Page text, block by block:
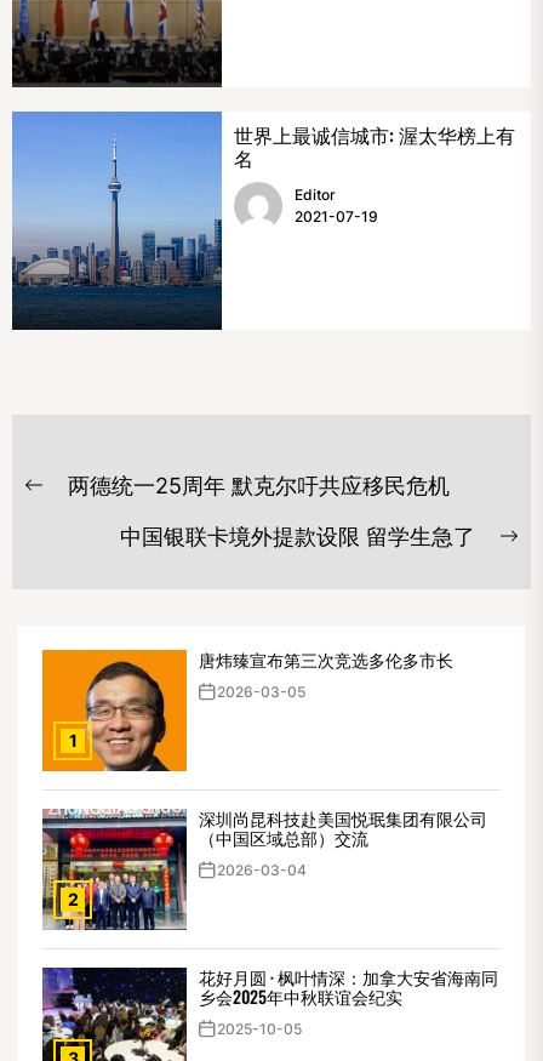
世界上最诚信城市: 渥太华榜上有
名
Editor
2021-07-19
文
章Previous
两德统一25周年 默克尔吁共应移民危机
中国银联卡境外提款设限 留学生急了
1
唐炜臻宣布第三次竞选多伦多市长
2026-03-05
2
深圳尚昆科技赴美国悦珉集团有限公司
（中国区域总部）交流
2026-03-04
花好月圆 · 枫叶情深：加拿大安省海南同
乡会2025年中秋联谊会纪实
2025-10-05